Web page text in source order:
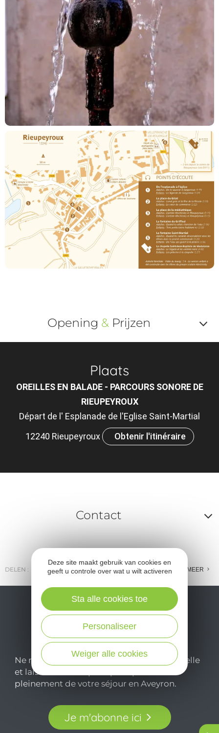
Opening & Prijzen
Plaats
OREILLES EN BALADE - PARCOURS SONORE DE
RIEUPEYROUX
Départ de l' Esplanade de l'Eglise Saint-Martial
12240 Rieupeyroux
Obtenir l'itinéraire
Contact
DELEN : E-MAIL MESSENGER FACEBOOK MEER
Ne manquez pas notre newsletter mensuelle
et laissez-vous inspirer pour profiter
pleinement de votre séjour en Aveyron.
Je m'abonne ici
Deze site maakt gebruik van cookies en
geeft u controle over wat u wilt activeren
Weiger alle cookies
Personaliseer
Sta alle cookies toe